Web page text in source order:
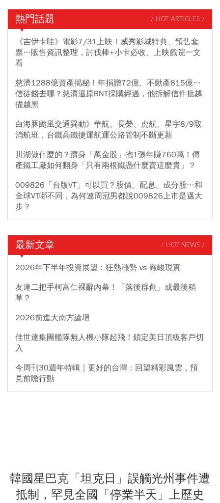
熱門話題 / HOT ARTICLES /
《吉伊卡哇》電影7/31上映！威秀影城特典、預售套
票…販售資訊整理，討伐棒+小卡必收、上映戲院一文
看
慈濟1288億資產揭秘！年捐贈72億、不動產815億…
信徒錢去哪？慈濟還原BNT採購經過，他拆解信件批越
描越黑
白海豚颱風交通異動》華航、長榮、虎航、星宇8/9取
消航班，台鐵高鐵捷運航運公路管制不斷更新
川湖做什麼的？躋身「萬金股」抱1張年賺760萬！傳
產鐵工廠如何翻身「只有兩根鐵憑什麼賣這麼貴」？
009826「台版VT」可以買？股價、配息、成分股…和
全球VT哪不同，為何連周冠男都說009826上市是邁大
步？
最新文章 / HOT NEWS /
2026年下半年投資展望：狂熱漲勢 vs 嚴峻現實
友達二把手柯富仁裸辭內幕！「落後群創」成最後稻
草？
2026前進大南方論壇
佳世達集團艦隊無人機小隊起飛！鎖定美日頂級客戶切
入
今周刊30週年特輯｜更好的台灣：回望精彩風雲，預
見前瞻行動
韓國星巴克「坦克日」誤觸光州事件遭
抵制，罕見全國「停業半天」上歷史